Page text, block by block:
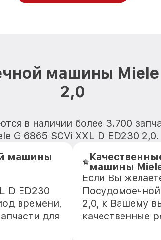
машины Miele
2,0
в наличии более 3.700
G 6865 SCVi XXL D ED230 2,0.
машины
D ED230
времени,
для
машины Miele
Если Вы
2,0, к Вашему
качественные